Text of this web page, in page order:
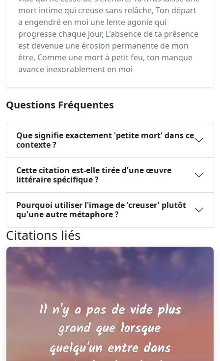
mort intime qui creuse sans relâche, Ton départ
a engendré en moi une lente agonie qui
progresse chaque jour, L'absence de ta présence
est devenue une érosion permanente de mon
être, Comme une mort à petit feu, ton manque
avance inexorablement en moi
Questions Fréquentes
Que signifie exactement 'petite mort' dans ce
contexte ?
Cette citation est-elle tirée d'une œuvre
littéraire spécifique ?
Pourquoi utiliser l'image de 'creuser' plutôt
qu'une autre métaphore ?
Citations liés